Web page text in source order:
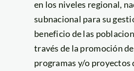
en los niveles regional,
subnacional para su
beneficio de las
través de la promoción
programas y/o proyectos